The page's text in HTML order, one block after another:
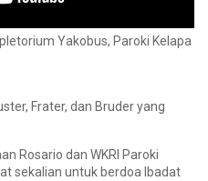
Yakobus, Paroki Kelapa
Frater, dan Bruder yang
Rosario dan WKRI Paroki
sekalian untuk berdoa Ibadat